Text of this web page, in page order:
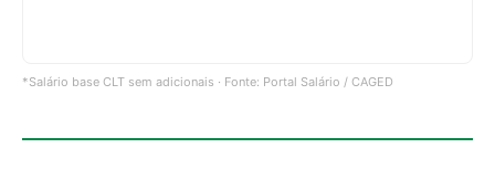
*Salário base CLT sem adicionais · Fonte: Portal Salário / CAGED